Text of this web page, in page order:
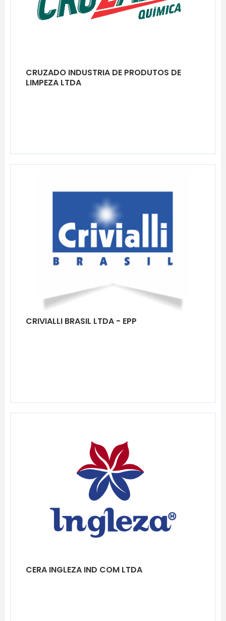
CRUZADO INDUSTRIA DE PRODUTOS DE
LIMPEZA LTDA
CRIVIALLI BRASIL LTDA - EPP
CERA INGLEZA IND COM LTDA